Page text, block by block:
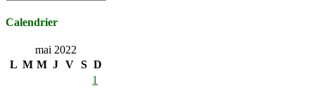
Calendrier
mai 2022
L M M J V S D
1